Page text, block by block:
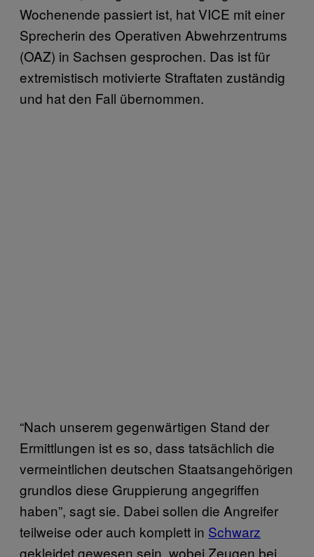
Wochenende passiert ist, hat VICE mit einer
Sprecherin des Operativen Abwehrzentrums
(OAZ) in Sachsen gesprochen. Das ist für
extremistisch motivierte Straftaten zuständig
und hat den Fall übernommen.
“Nach unserem gegenwärtigen Stand der
Ermittlungen ist es so, dass tatsächlich die
vermeintlichen deutschen Staatsangehörigen
grundlos diese Gruppierung angegriffen
haben”, sagt sie. Dabei sollen die Angreifer
teilweise oder auch komplett in Schwarz
gekleidet gewesen sein, wobei Zeugen bei